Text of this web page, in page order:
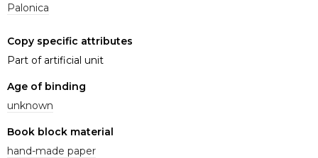
Palonica
Copy specific attributes
Part of artificial unit
Age of binding
unknown
Book block material
hand-made paper